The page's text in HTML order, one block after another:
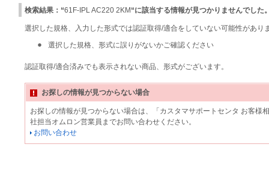
検索結果：“61F-IPL AC220 2KM“に該当する情報が見つかりませんでした
選択した規格、入力した形式では認証取得/適合をしていない可能性があり
選択した規格、形式に誤りがないかご確認ください
認証取得/適合済みでも表示されない商品、形式がございます。
お探しの情報が見つからない場合
お探しの情報が見つからない場合は、「カスタマサポートセンタ お客様
社担当オムロン営業員までお問い合わせください。
お問い合わせ